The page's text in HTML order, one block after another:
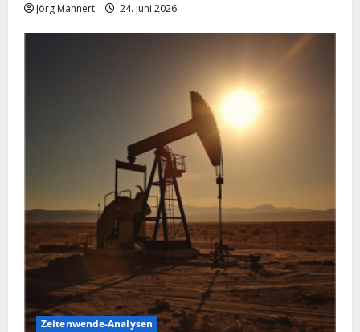
Jörg Mahnert 24. Juni 2026
Zeitenwende-Analysen